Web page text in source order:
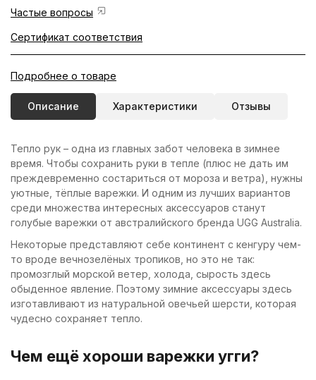
Частые вопросы
Сертификат соответствия
Подробнее о товаре
Описание Характеристики Отзывы
Тепло рук – одна из главных забот человека в зимнее
время. Чтобы сохранить руки в тепле (плюс не дать им
преждевременно состариться от мороза и ветра), нужны
уютные, тёплые варежки. И одним из лучших вариантов
среди множества интересных аксессуаров станут
голубые варежки от австралийского бренда UGG Australia.
Некоторые представляют себе континент с кенгуру чем-
то вроде вечнозелёных тропиков, но это не так:
промозглый морской ветер, холода, сырость здесь
обыденное явление. Поэтому зимние аксессуары здесь
изготавливают из натуральной овечьей шерсти, которая
чудесно сохраняет тепло.
Чем ещё хороши варежки угги?